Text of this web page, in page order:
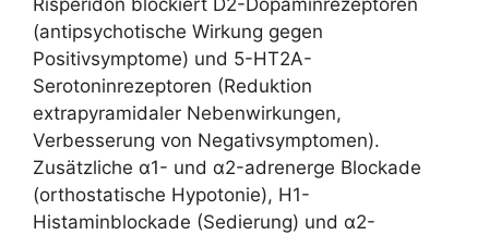
Risperidon blockiert D2-Dopaminrezeptoren
(antipsychotische Wirkung gegen
Positivsymptome) und 5-HT2A-
Serotoninrezeptoren (Reduktion
extrapyramidaler Nebenwirkungen,
Verbesserung von Negativsymptomen).
Zusätzliche α1- und α2-adrenerge Blockade
(orthostatische Hypotonie), H1-
Histaminblockade (Sedierung) und α2-